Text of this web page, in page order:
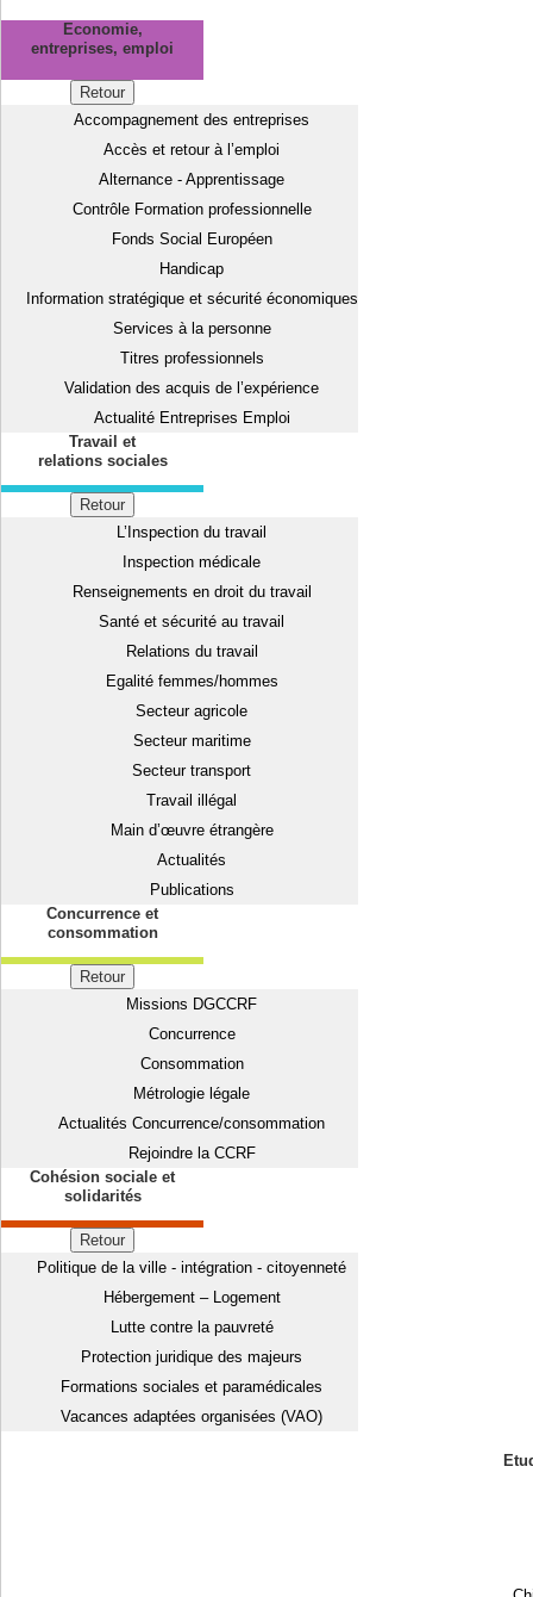
Economie,
entreprises, emploi
Retour
Accompagnement des entreprises
Accès et retour à l’emploi
Alternance - Apprentissage
Contrôle Formation professionnelle
Fonds Social Européen
Handicap
Information stratégique et sécurité économiques
Services à la personne
Titres professionnels
Validation des acquis de l’expérience
Actualité Entreprises Emploi
Travail et
relations sociales
Retour
L’Inspection du travail
Inspection médicale
Renseignements en droit du travail
Santé et sécurité au travail
Relations du travail
Egalité femmes/hommes
Secteur agricole
Secteur maritime
Secteur transport
Travail illégal
Main d’œuvre étrangère
Actualités
Publications
Concurrence et
consommation
Retour
Missions DGCCRF
Concurrence
Consommation
Métrologie légale
Actualités Concurrence/consommation
Rejoindre la CCRF
Cohésion sociale et
solidarités
Retour
Politique de la ville - intégration - citoyenneté
Hébergement – Logement
Lutte contre la pauvreté
Protection juridique des majeurs
Formations sociales et paramédicales
Vacances adaptées organisées (VAO)